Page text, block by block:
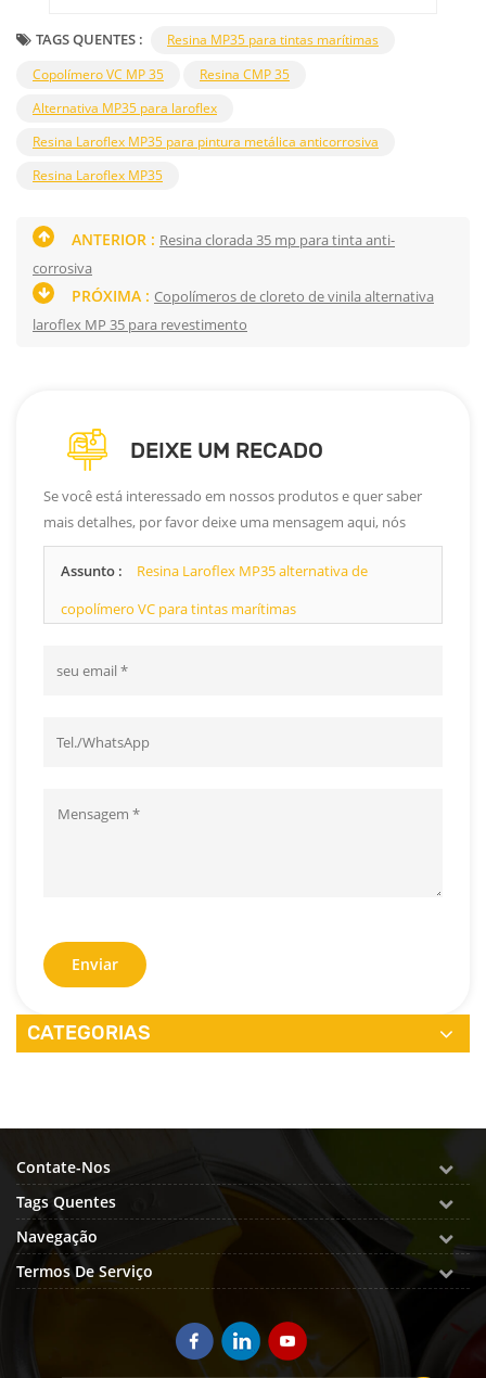
TAGS QUENTES :
Resina MP35 para tintas marítimas
Copolímero VC MP 35
Resina CMP 35
Alternativa MP35 para laroflex
Resina Laroflex MP35 para pintura metálica anticorrosiva
Resina Laroflex MP35
ANTERIOR : Resina clorada 35 mp para tinta anti-
corrosiva
PRÓXIMA : Copolímeros de cloreto de vinila alternativa
laroflex MP 35 para revestimento
DEIXE UM RECADO
Se você está interessado em nossos produtos e quer saber
mais detalhes, por favor deixe uma mensagem aqui, nós
responderemos o mais breve possível.
Assunto :
Resina Laroflex MP35 alternativa de
copolímero VC para tintas marítimas
Enviar
CATEGORIAS
Contate-Nos
Tags Quentes
Navegação
Termos De Serviço